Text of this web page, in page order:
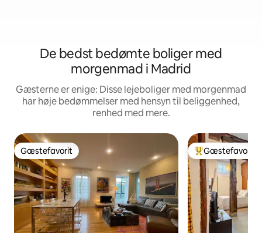
De bedst bedømte boliger med
morgenmad i Madrid
Gæsterne er enige: Disse lejeboliger med morgenmad
har høje bedømmelser med hensyn til beliggenhed,
renhed med mere.
Gæstefavorit
Gæstefavorit Bedste
Gæstefavorit